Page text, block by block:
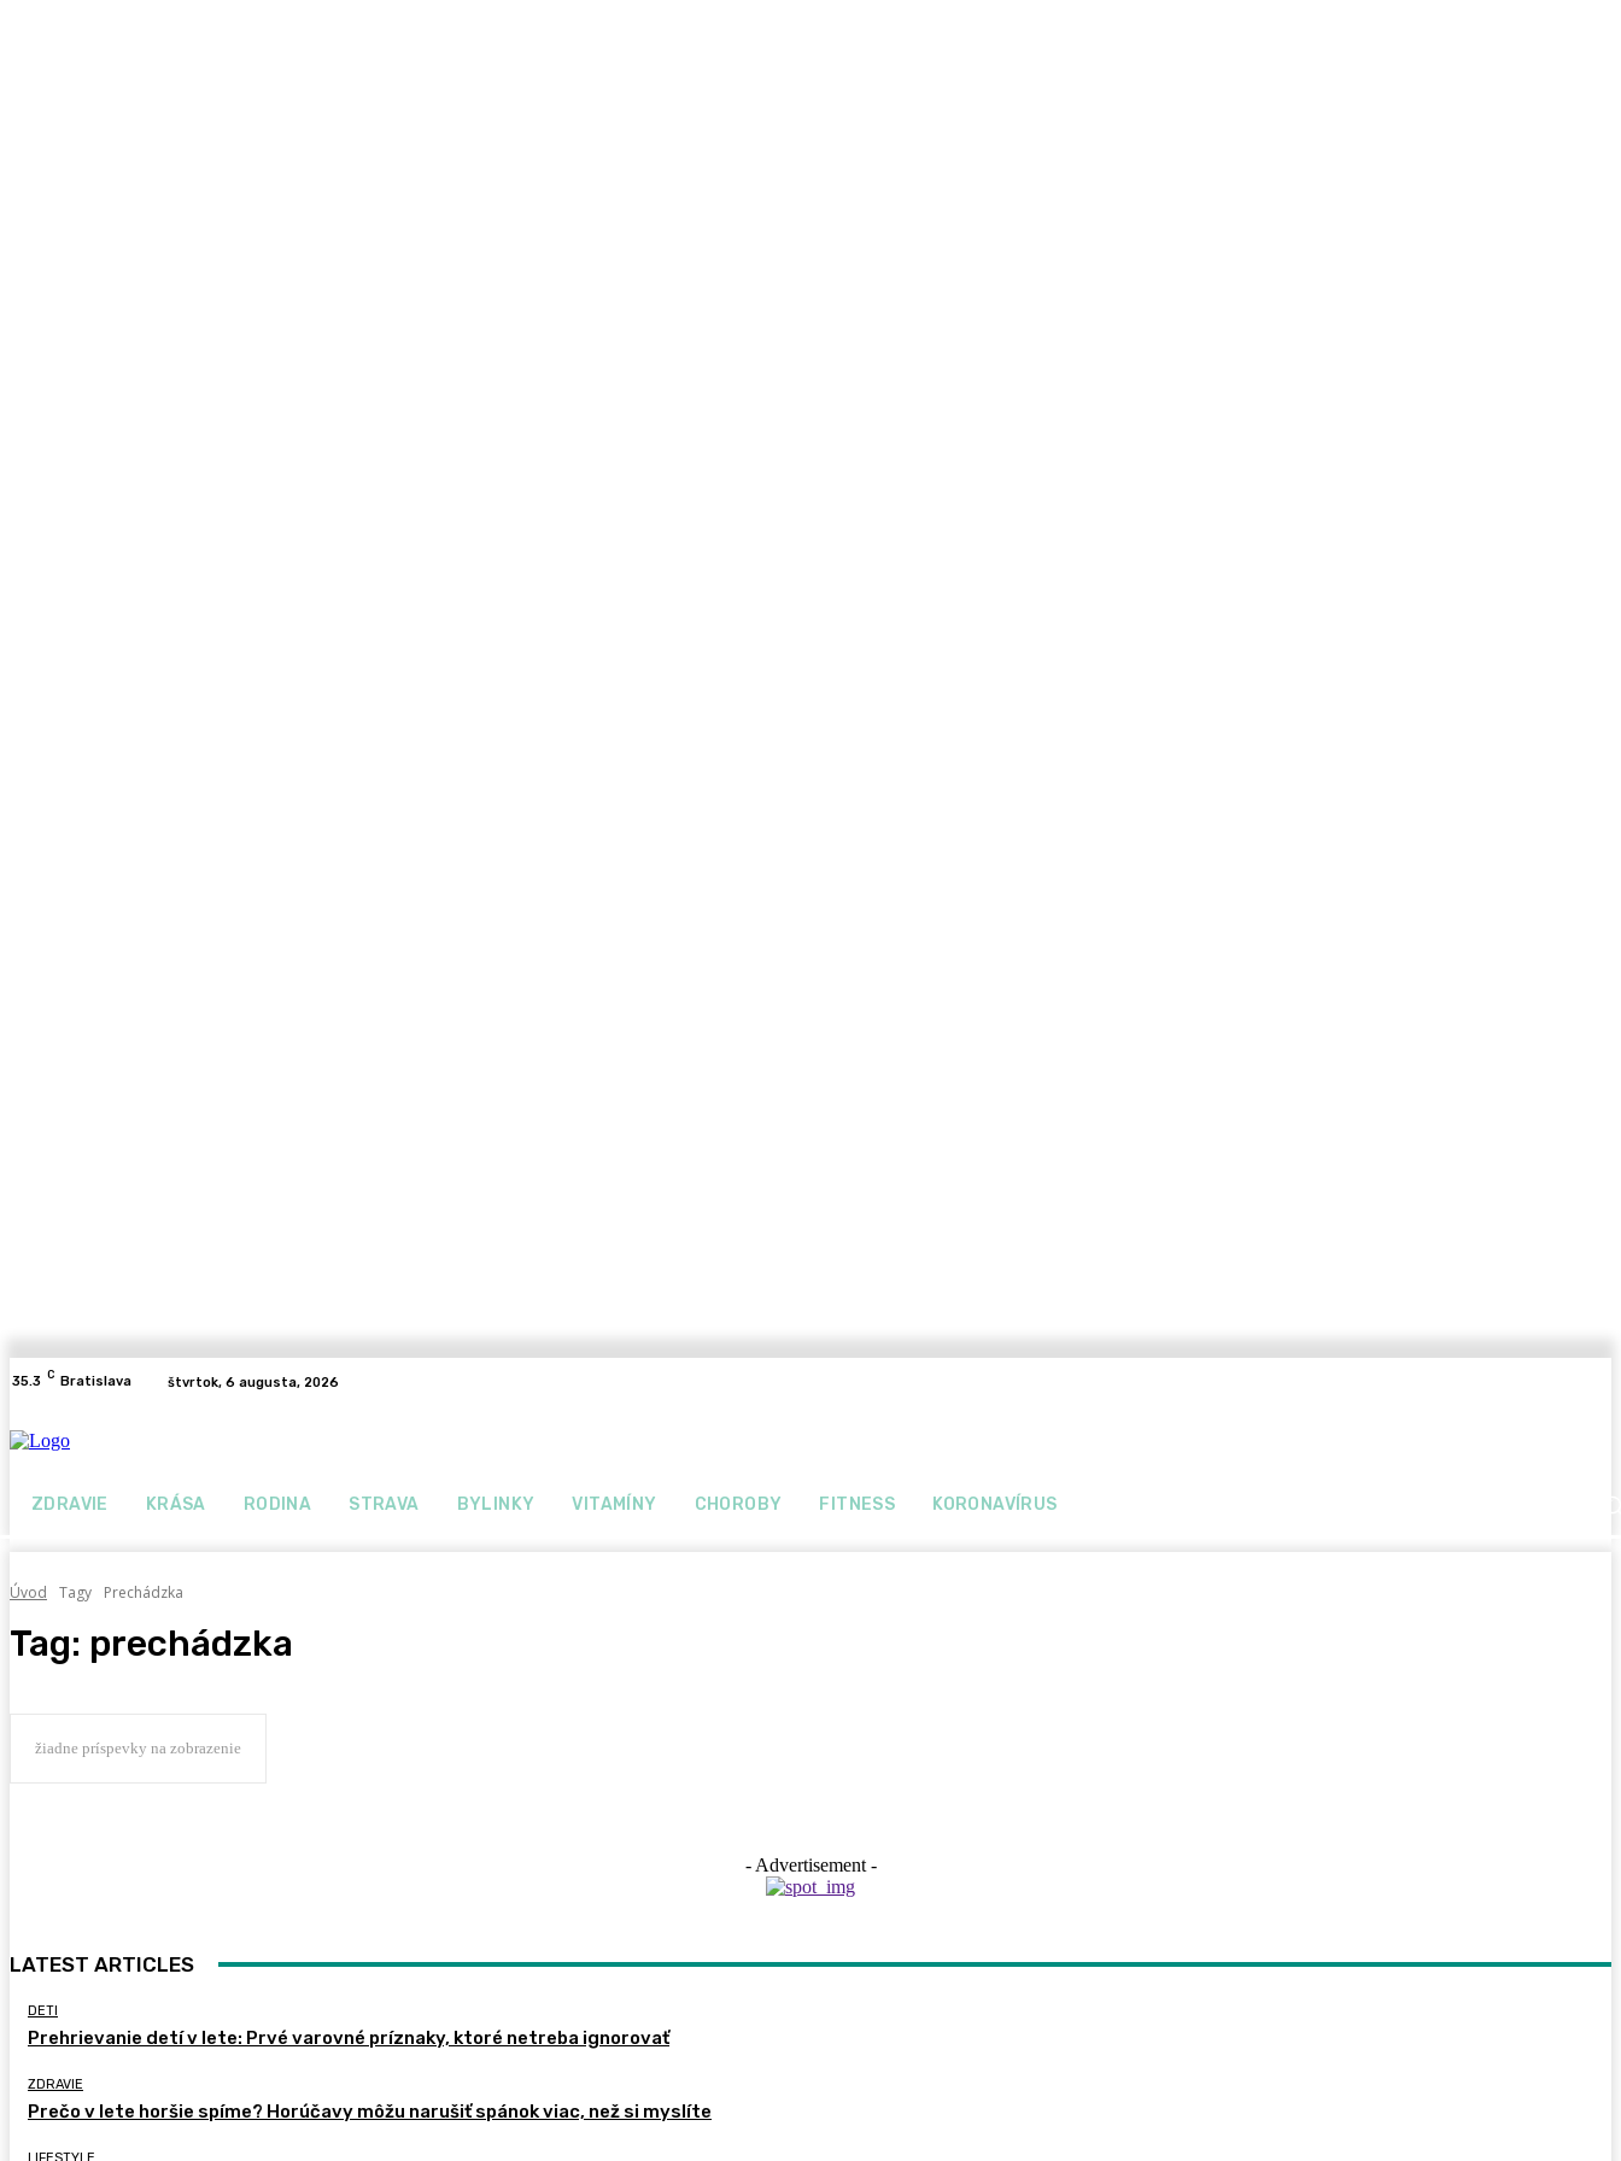
35.3 C Bratislava štvrtok, 6 augusta, 2026
ZDRAVIE KRÁSA RODINA STRAVA BYLINKY VITAMÍNY CHOROBY FITNESS KORONAVÍRUS
Úvod Tagy Prechádzka
Tag: prechádzka
žiadne príspevky na zobrazenie
- Advertisement -
LATEST ARTICLES
DETI
Prehrievanie detí v lete: Prvé varovné príznaky, ktoré netreba ignorovať
ZDRAVIE
Prečo v lete horšie spíme? Horúčavy môžu narušiť spánok viac, než si myslíte